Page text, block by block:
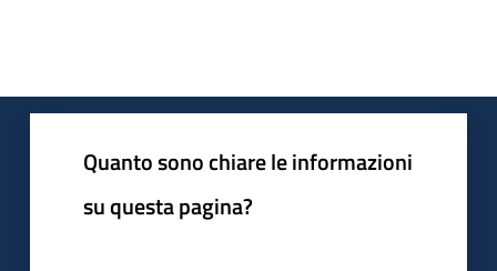
Quanto sono chiare le informazioni
su questa pagina?